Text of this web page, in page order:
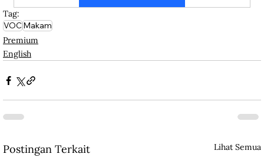
Tag:
VOCMakam
Premium
English
Postingan Terkait Lihat Semua